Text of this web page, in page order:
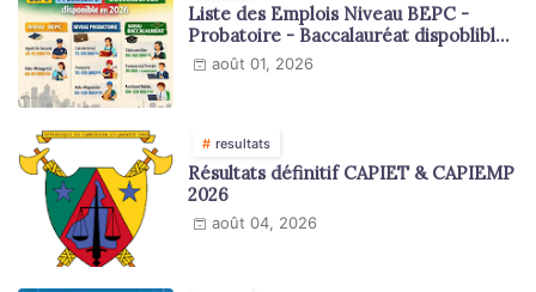
Liste des Emplois Niveau BEPC -
Probatoire - Baccalauréat dispoblible
en 2026
août 01, 2026
resultats
Résultats définitif CAPIET & CAPIEMP
2026
août 04, 2026